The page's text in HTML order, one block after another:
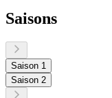
Saisons
Saison 1
Saison 2